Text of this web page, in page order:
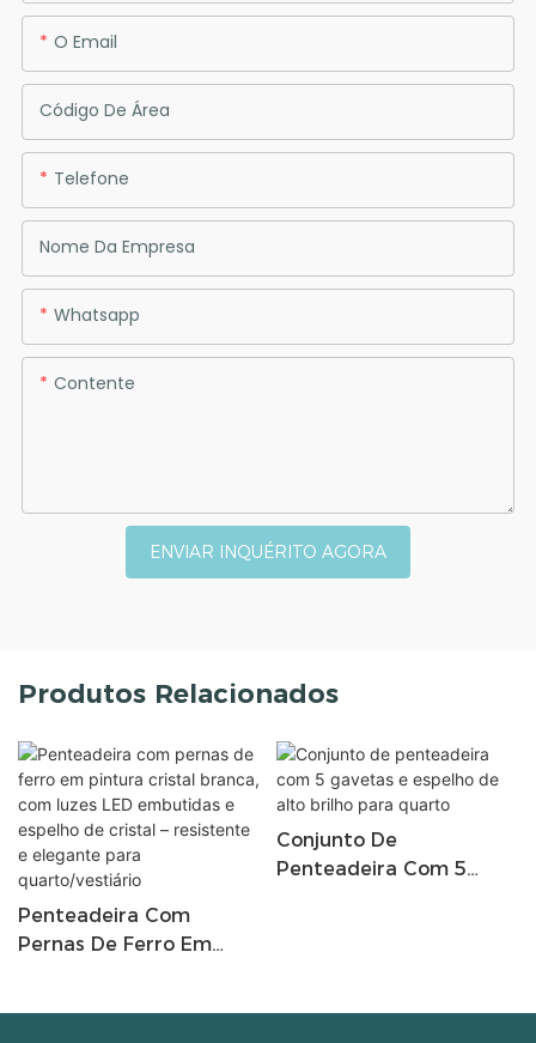
O Email
Código De Área
Telefone
Nome Da Empresa
Whatsapp
Contente
ENVIAR INQUÉRITO AGORA
Produtos Relacionados
Penteadeira Com
Pernas De Ferro Em
Conjunto De
Penteadeira Com 5